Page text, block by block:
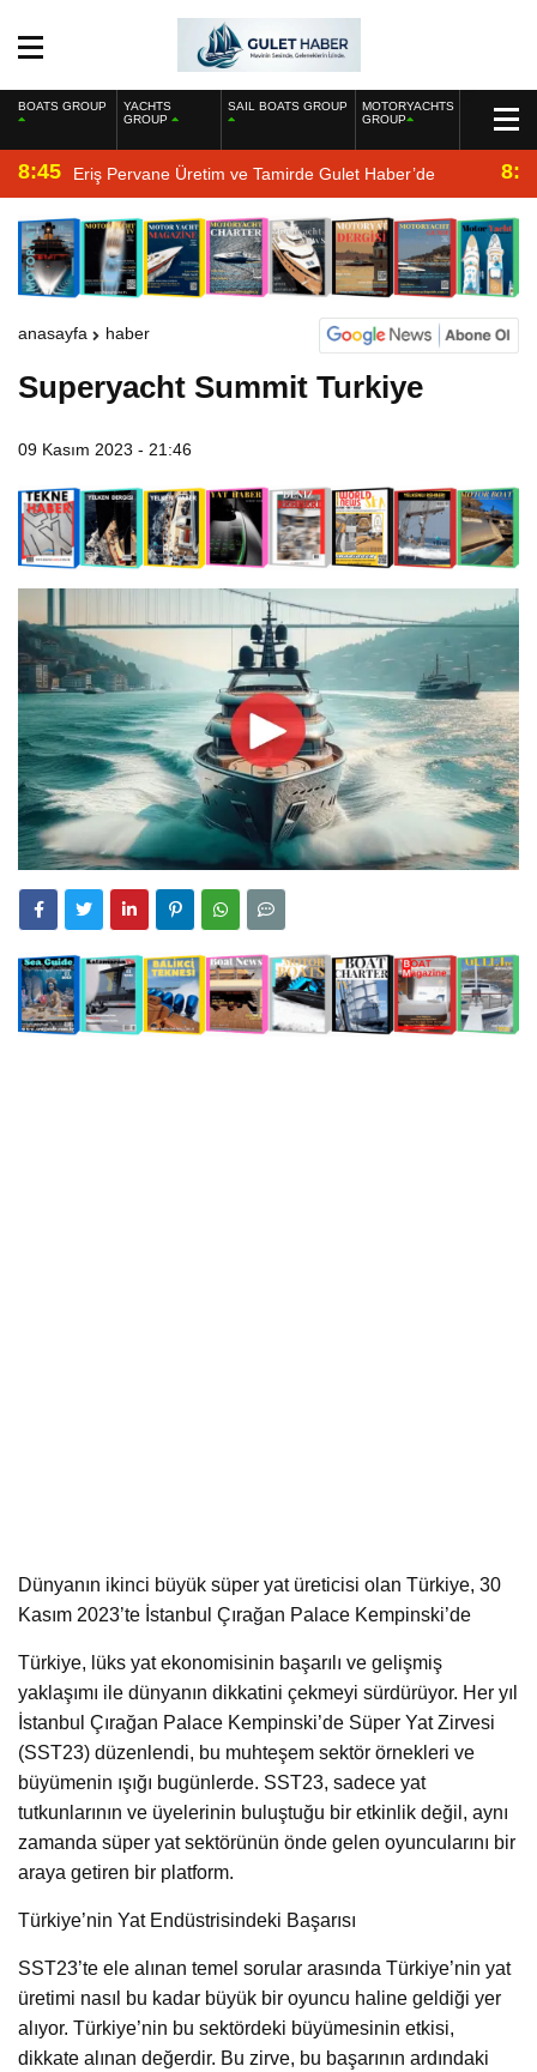
BOATS GROUP
YACHTS
GROUP
SAIL BOATS GROUP
MOTORYACHTS
GROUP
8:45 Eriş Pervane Üretim ve Tamirde Gulet Haber’de
anasayfa haber
Superyacht Summit Turkiye
09 Kasım 2023 - 21:46
Dünyanın ikinci büyük süper yat üreticisi olan Türkiye, 30
Kasım 2023’te İstanbul Çırağan Palace Kempinski’de
Türkiye, lüks yat ekonomisinin başarılı ve gelişmiş
yaklaşımı ile dünyanın dikkatini çekmeyi sürdürüyor. Her yıl
İstanbul Çırağan Palace Kempinski’de Süper Yat Zirvesi
(SST23) düzenlendi, bu muhteşem sektör örnekleri ve
büyümenin ışığı bugünlerde. SST23, sadece yat
tutkunlarının ve üyelerinin buluştuğu bir etkinlik değil, aynı
zamanda süper yat sektörünün önde gelen oyuncularını bir
araya getiren bir platform.
Türkiye’nin Yat Endüstrisindeki Başarısı
SST23’te ele alınan temel sorular arasında Türkiye’nin yat
üretimi nasıl bu kadar büyük bir oyuncu haline geldiği yer
alıyor. Türkiye’nin bu sektördeki büyümesinin etkisi,
dikkate alınan değerdir. Bu zirve, bu başarının ardındaki